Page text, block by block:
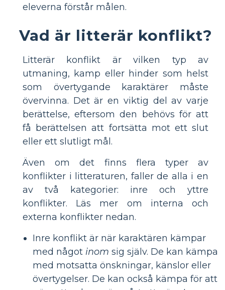
eleverna förstår målen.
Vad är litterär konflikt?
Litterär konflikt är vilken typ av
utmaning, kamp eller hinder som helst
som övertygande karaktärer måste
övervinna. Det är en viktig del av varje
berättelse, eftersom den behövs för att
få berättelsen att fortsätta mot ett slut
eller ett slutligt mål.
Även om det finns flera typer av
konflikter i litteraturen, faller de alla i en
av två kategorier: inre och yttre
konflikter. Läs mer om interna och
externa konflikter nedan.
Inre konflikt är när karaktären kämpar
med något inom sig själv. De kan kämpa
med motsatta önskningar, känslor eller
övertygelser. De kan också kämpa för att